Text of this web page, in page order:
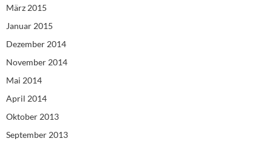
März 2015
Januar 2015
Dezember 2014
November 2014
Mai 2014
April 2014
Oktober 2013
September 2013